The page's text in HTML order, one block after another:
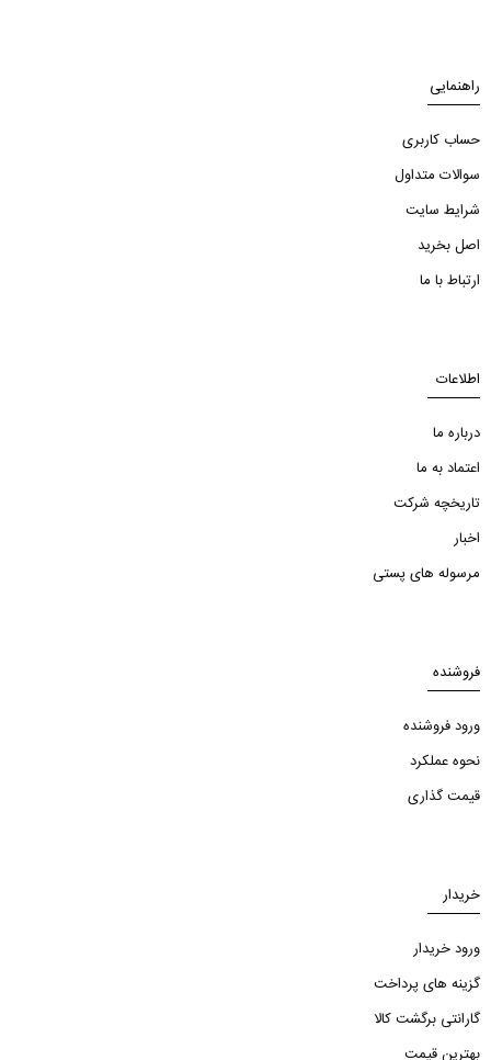
راهنمایی
حساب کاربری
سوالات متداول
شرایط سایت
اصل بخرید
ارتباط با ما
اطلاعات
درباره ما
اعتماد به ما
تاریخچه شرکت
اخبار
مرسوله های پستی
فروشنده
ورود فروشنده
نحوه عملکرد
قیمت گذاری
خریدار
ورود خریدار
گزینه های پرداخت
گارانتی برگشت کالا
بهترین قیمت